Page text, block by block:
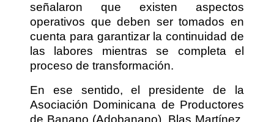
señalaron que existen aspectos
operativos que deben ser tomados en
cuenta para garantizar la continuidad de
las labores mientras se completa el
proceso de transformación.
En ese sentido, el presidente de la
Asociación Dominicana de Productores